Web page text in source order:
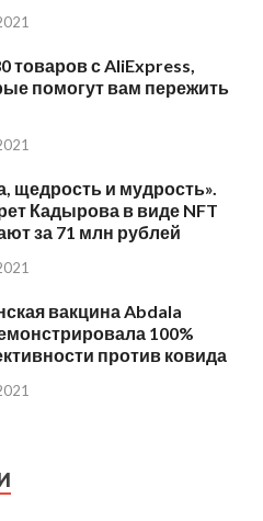
товаров с AliExpress,
помогут вам пережить
щедрость и мудрость».
Кадырова в виде NFT
за 71 млн рублей
вакцина Abdala
100%
против ковида